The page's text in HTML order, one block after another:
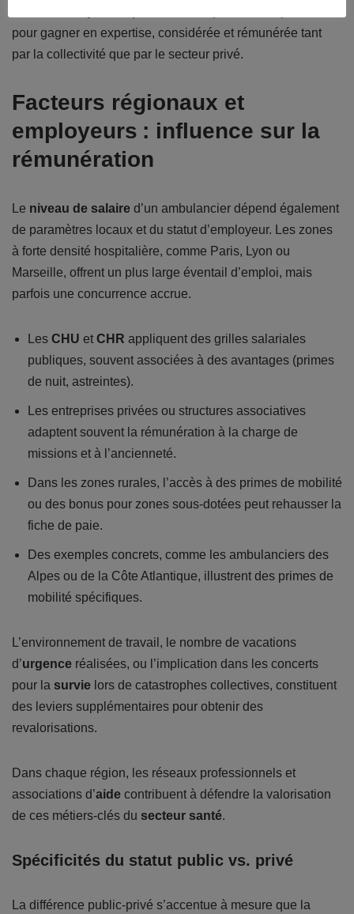
pour gagner en expertise, considérée et rémunérée tant
par la collectivité que par le secteur privé.
Facteurs régionaux et
employeurs : influence sur la
rémunération
Le niveau de salaire d’un ambulancier dépend également
de paramètres locaux et du statut d’employeur. Les zones
à forte densité hospitalière, comme Paris, Lyon ou
Marseille, offrent un plus large éventail d’emploi, mais
parfois une concurrence accrue.
Les CHU et CHR appliquent des grilles salariales
publiques, souvent associées à des avantages (primes
de nuit, astreintes).
Les entreprises privées ou structures associatives
adaptent souvent la rémunération à la charge de
missions et à l’ancienneté.
Dans les zones rurales, l’accès à des primes de mobilité
ou des bonus pour zones sous-dotées peut rehausser la
fiche de paie.
Des exemples concrets, comme les ambulanciers des
Alpes ou de la Côte Atlantique, illustrent des primes de
mobilité spécifiques.
L’environnement de travail, le nombre de vacations
d’urgence réalisées, ou l’implication dans les concerts
pour la survie lors de catastrophes collectives, constituent
des leviers supplémentaires pour obtenir des
revalorisations.
Dans chaque région, les réseaux professionnels et
associations d’aide contribuent à défendre la valorisation
de ces métiers-clés du secteur santé.
Spécificités du statut public vs. privé
La différence public-privé s’accentue à mesure que la